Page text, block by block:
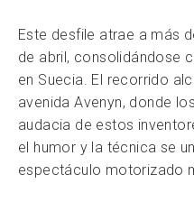
Este desfile atrae a más
de abril, consolidándose
en Suecia. El recorrido
avenida Avenyn, donde
audacia de estos
el humor y la técnica se
espectáculo motorizado